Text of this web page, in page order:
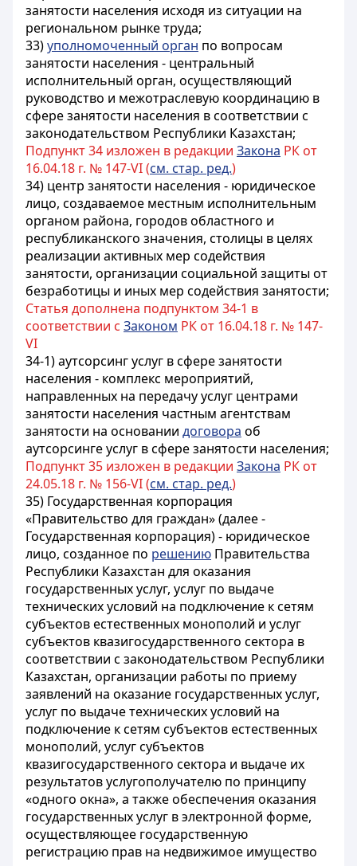
занятости населения исходя из ситуации на
региональном рынке труда;
33)уполномоченный орган по вопросам
занятости населения - центральный
исполнительный орган, осуществляющий
руководство и межотраслевую координацию в
сфере занятости населения в соответствии с
законодательством Республики Казахстан;
Подпункт 34 изложен в редакции Закона РК от
16.04.18 г. № 147-VI (см. стар. ред.)
34) центр занятости населения - юридическое
лицо, создаваемое местным исполнительным
органом района, городов областного и
республиканского значения, столицы в целях
реализации активных мер содействия
занятости, организации социальной защиты от
безработицы и иных мер содействия занятости;
Статья дополнена подпунктом 34-1 в
соответствии с Законом РК от 16.04.18 г. № 147-
VI
34-1) аутсорсинг услуг в сфере занятости
населения - комплекс мероприятий,
направленных на передачу услуг центрами
занятости населения частным агентствам
занятости на основании договора об
аутсорсинге услуг в сфере занятости населения;
Подпункт 35 изложен в редакции Закона РК от
24.05.18 г. № 156-VI (см. стар. ред.)
35) Государственная корпорация
«Правительство для граждан» (далее -
Государственная корпорация) - юридическое
лицо, созданное по решению Правительства
Республики Казахстан для оказания
государственных услуг, услуг по выдаче
технических условий на подключение к сетям
субъектов естественных монополий и услуг
субъектов квазигосударственного сектора в
соответствии с законодательством Республики
Казахстан, организации работы по приему
заявлений на оказание государственных услуг,
услуг по выдаче технических условий на
подключение к сетям субъектов естественных
монополий, услуг субъектов
квазигосударственного сектора и выдаче их
результатов услугополучателю по принципу
«одного окна», а также обеспечения оказания
государственных услуг в электронной форме,
осуществляющее государственную
регистрацию прав на недвижимое имущество